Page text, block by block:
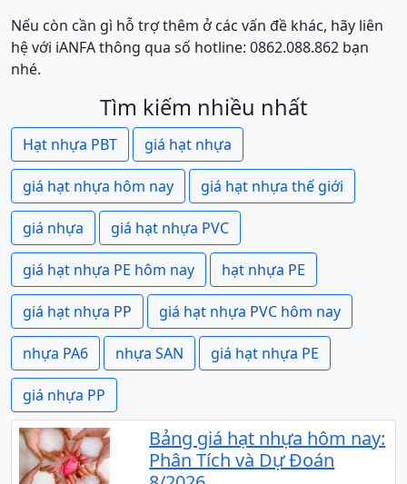
Nếu còn cần gì hỗ trợ thêm ở các vấn đề khác, hãy liên
hệ với iANFA thông qua số hotline: 0862.088.862 bạn
nhé.
Tìm kiếm nhiều nhất
Hạt nhựa PBT giá hạt nhựa
giá hạt nhựa hôm nay giá hạt nhựa thế giới
giá nhựa giá hạt nhựa PVC
giá hạt nhựa PE hôm nay hạt nhựa PE
giá hạt nhựa PP giá hạt nhựa PVC hôm nay
nhựa PA6 nhựa SAN giá hạt nhựa PE
giá nhựa PP
Bảng giá hạt nhựa hôm nay:
Phân Tích và Dự Đoán